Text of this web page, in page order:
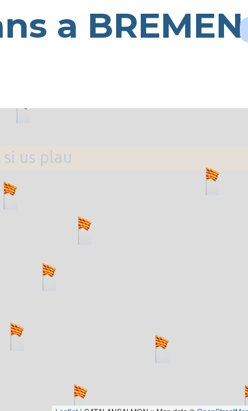
a BREMEN
us plau